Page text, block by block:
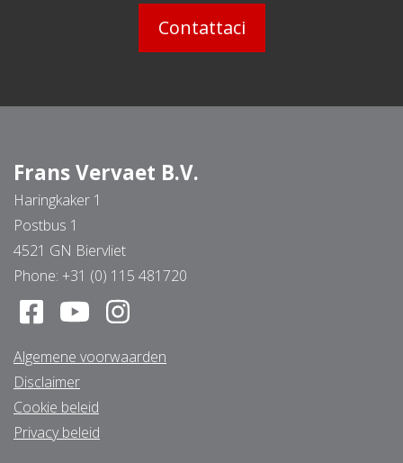
Contattaci
Frans Vervaet B.V.
Haringkaker 1
Postbus 1
4521 GN Biervliet
Phone: +31 (0) 115 481720
Algemene voorwaarden
Disclaimer
Cookie beleid
Privacy beleid